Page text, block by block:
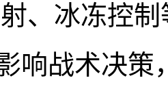
、冰冻控
响战术决